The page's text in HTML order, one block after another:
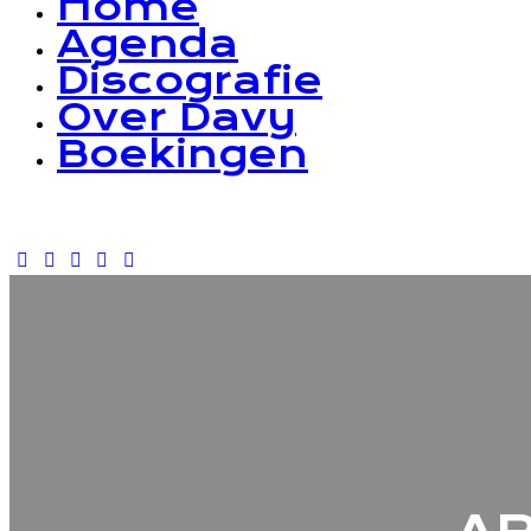
Agenda
Discografie
Over Davy
Boekingen
facebook-
instagram
spotifyyoutube2
music-